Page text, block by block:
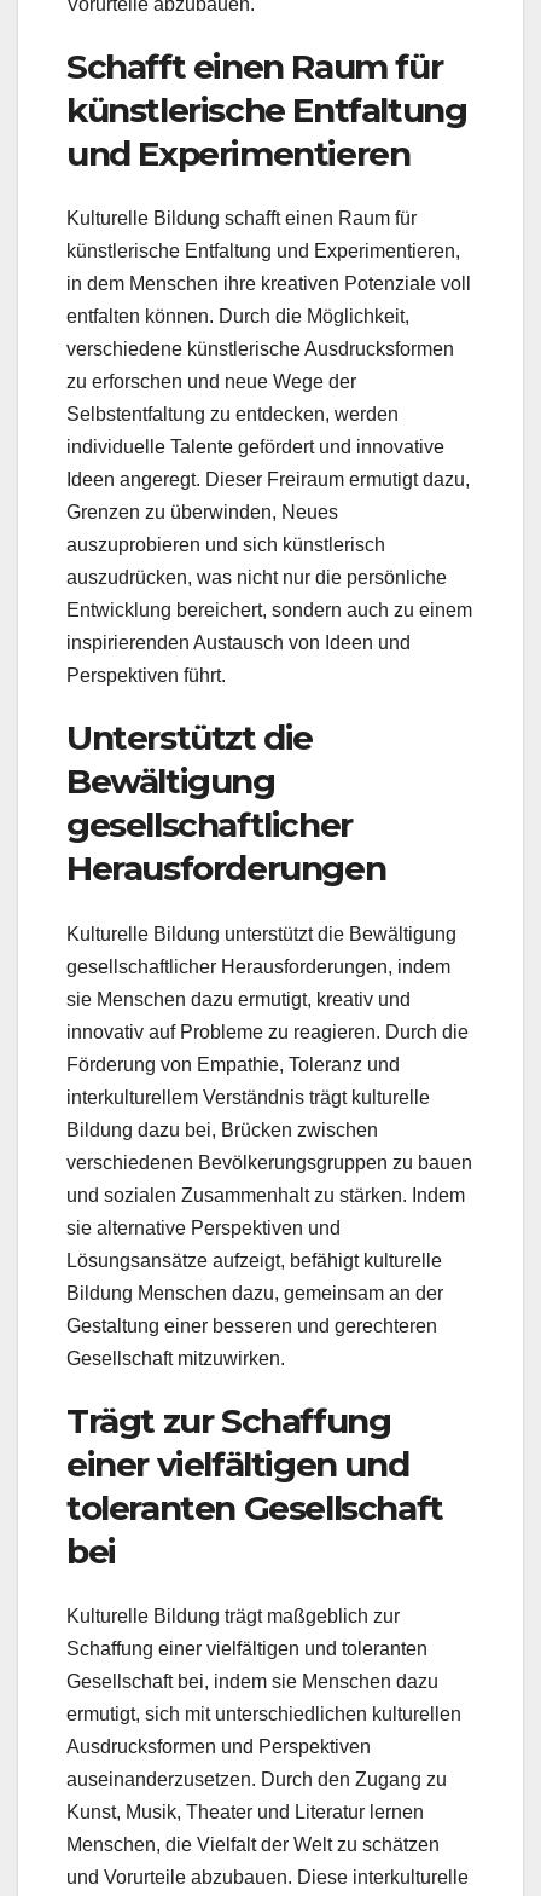
Vorurteile abzubauen.
Schafft einen Raum für
künstlerische Entfaltung
und Experimentieren
Kulturelle Bildung schafft einen Raum für
künstlerische Entfaltung und Experimentieren,
in dem Menschen ihre kreativen Potenziale voll
entfalten können. Durch die Möglichkeit,
verschiedene künstlerische Ausdrucksformen
zu erforschen und neue Wege der
Selbstentfaltung zu entdecken, werden
individuelle Talente gefördert und innovative
Ideen angeregt. Dieser Freiraum ermutigt dazu,
Grenzen zu überwinden, Neues
auszuprobieren und sich künstlerisch
auszudrücken, was nicht nur die persönliche
Entwicklung bereichert, sondern auch zu einem
inspirierenden Austausch von Ideen und
Perspektiven führt.
Unterstützt die
Bewältigung
gesellschaftlicher
Herausforderungen
Kulturelle Bildung unterstützt die Bewältigung
gesellschaftlicher Herausforderungen, indem
sie Menschen dazu ermutigt, kreativ und
innovativ auf Probleme zu reagieren. Durch die
Förderung von Empathie, Toleranz und
interkulturellem Verständnis trägt kulturelle
Bildung dazu bei, Brücken zwischen
verschiedenen Bevölkerungsgruppen zu bauen
und sozialen Zusammenhalt zu stärken. Indem
sie alternative Perspektiven und
Lösungsansätze aufzeigt, befähigt kulturelle
Bildung Menschen dazu, gemeinsam an der
Gestaltung einer besseren und gerechteren
Gesellschaft mitzuwirken.
Trägt zur Schaffung
einer vielfältigen und
toleranten Gesellschaft
bei
Kulturelle Bildung trägt maßgeblich zur
Schaffung einer vielfältigen und toleranten
Gesellschaft bei, indem sie Menschen dazu
ermutigt, sich mit unterschiedlichen kulturellen
Ausdrucksformen und Perspektiven
auseinanderzusetzen. Durch den Zugang zu
Kunst, Musik, Theater und Literatur lernen
Menschen, die Vielfalt der Welt zu schätzen
und Vorurteile abzubauen. Diese interkulturelle